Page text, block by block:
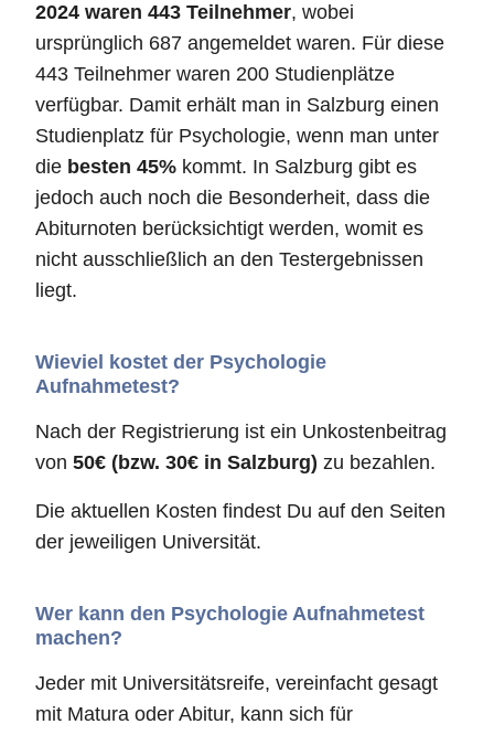
2024 waren 443 Teilnehmer, wobei
ursprünglich 687 angemeldet waren. Für diese
443 Teilnehmer waren 200 Studienplätze
verfügbar. Damit erhält man in Salzburg einen
Studienplatz für Psychologie, wenn man unter
die besten 45% kommt. In Salzburg gibt es
jedoch auch noch die Besonderheit, dass die
Abiturnoten berücksichtigt werden, womit es
nicht ausschließlich an den Testergebnissen
liegt.
Wieviel kostet der Psychologie
Aufnahmetest?
Nach der Registrierung ist ein Unkostenbeitrag
von 50€ (bzw. 30€ in Salzburg) zu bezahlen.
Die aktuellen Kosten findest Du auf den Seiten
der jeweiligen Universität.
Wer kann den Psychologie Aufnahmetest
machen?
Jeder mit Universitätsreife, vereinfacht gesagt
mit Matura oder Abitur, kann sich für